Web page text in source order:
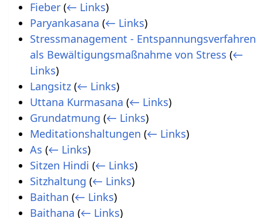
Fieber (← Links)
Paryankasana (← Links)
Stressmanagement - Entspannungsverfahren
als Bewältigungsmaßnahme von Stress (←
Links)
Langsitz (← Links)
Uttana Kurmasana (← Links)
Grundatmung (← Links)
Meditationshaltungen (← Links)
As (← Links)
Sitzen Hindi (← Links)
Sitzhaltung (← Links)
Baithan (← Links)
Baithana (← Links)